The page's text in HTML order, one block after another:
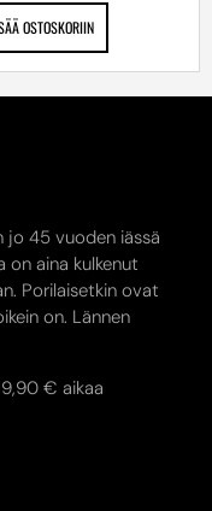
OSTOSKORIIN
jo 45 vuoden iässä
on aina kulkenut
Porilaisetkin ovat
on. Lännen
€ aikaa